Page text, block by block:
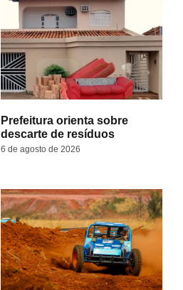
Prefeitura orienta sobre
descarte de resíduos
6 de agosto de 2026